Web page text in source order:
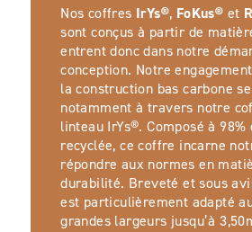
Nos coffres IrYs®, FoKus® et
sont conçus à partir de
entrent donc dans notre
conception. Notre
la construction bas carbone
notamment à travers notre
linteau IrYs®. Composé à
recyclée, ce coffre incarne
répondre aux normes en
durabilité. Breveté et sous
est particulièrement adapté
grandes largeurs jusqu’à